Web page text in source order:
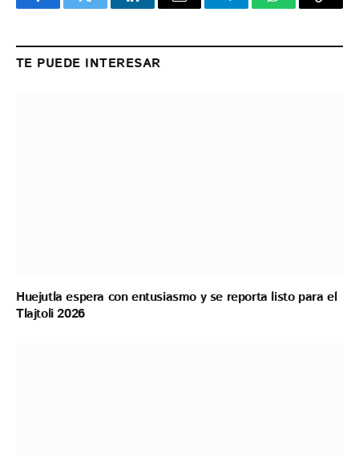
FacebookTwitter LinkedInEmail TelegramWhatsApp
Copy
TE PUEDE INTERESAR
Huejutla espera con entusiasmo y se reporta listo para el
Tlajtoli 2026